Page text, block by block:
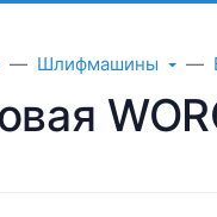
Шлифмашины